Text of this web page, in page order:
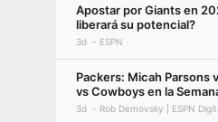
Apostar por Giants en
liberará su potencial?
3d ESPN
Packers: Micah Parsons
vs Cowboys en la
3d Rob Demovsky | ESPN